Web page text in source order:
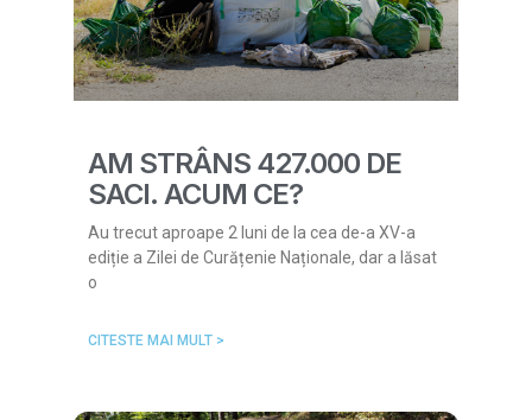
AM STRÂNS 427.000 DE
SACI. ACUM CE?
Au trecut aproape 2 luni de la cea de-a XV-a
ediție a Zilei de Curățenie Naționale, dar a lăsat
o
CITESTE MAI MULT >